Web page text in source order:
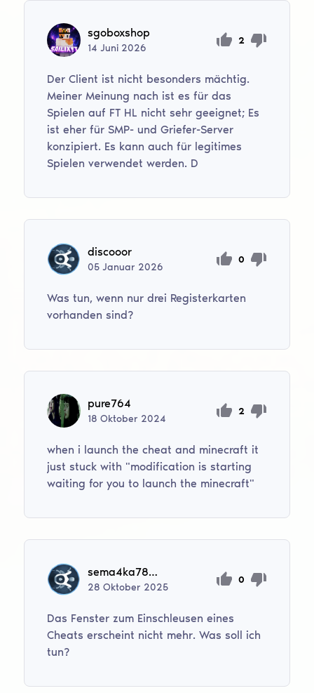
sgoboxshop
14Juni 2026
2
Der Client ist nicht besonders mächtig.
Meiner Meinung nach ist es für das
Spielen auf FT HL nicht sehr geeignet; Es
ist eher für SMP- und Griefer-Server
konzipiert. Es kann auch für legitimes
Spielen verwendet werden. D
discooor
05Januar 2026
0
Was tun, wenn nur drei Registerkarten
vorhanden sind?
pure764
18Oktober 2024
2
when i launch the cheat and minecraft it
just stuck with "modification is starting
waiting for you to launch the minecraft"
sema4ka78710
28Oktober 2025
0
Das Fenster zum Einschleusen eines
Cheats erscheint nicht mehr. Was soll ich
tun?